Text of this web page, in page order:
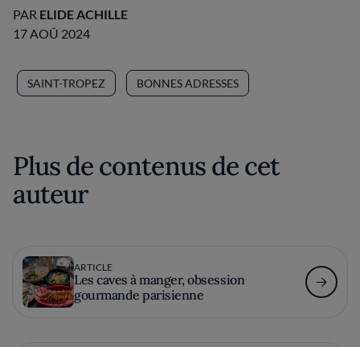
PAR ELIDE ACHILLE
17 AOÛ 2024
SAINT-TROPEZ BONNES ADRESSES
Plus de contenus de cet
auteur
ARTICLE
Les caves à manger, obsession
gourmande parisienne